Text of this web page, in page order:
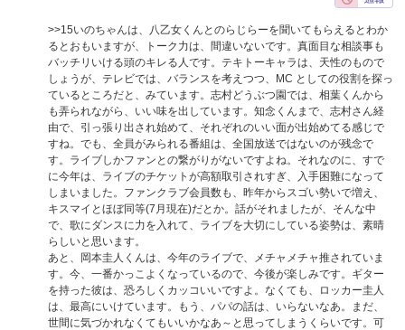
>>15いのちゃんは、八乙女くんとのらじらーを聞いてもらえるとわか
るとおもいますが、トーク力は、間違いないです。真面目な相談事も
バッチリいける頭のキレる人です。テキトーキャラは、天性のもので
しょうが、テレビでは、バランスを考えつつ、MC としての役割を探っ
ているところだと、みています。志村どうぶつ園では、相葉くんから
も弄られながら、いい味を出しています。知念くんまで、志村さん経
由で、引っ張り出され始めて、それぞれのいい面が出始めてる感じで
すね。でも、全員がみられる番組は、全国放送ではないのが残念で
す。ライブしかファンとの繋がりがないですよね。それなのに、すで
に今年は、ライブのチケットが高額取引されすぎ、入手困難になって
しまいました。ファンクラブ会員数も、昨年からスゴい勢いで増え、
キスマイとほぼ同等(7月現在)だとか。話がそれましたが、そんな中
で、歌にダンスに力を入れて、ライブを大切にしている姿勢は、素晴
らしいと思います。
あと、岡本圭人くんは、今年のライブで、メチャメチャ推されていま
す。今、一番かっこよくなっているので、今後が楽しみです。ギター
を持った彼は、恐ろしくカッコいいですよ。なくても、ロッカー圭人
は、最高にいけています。もう、パパの話は、いらないなあ。まだ、
世間に気づかれなくてもいいかなあ～と思ってしまうくらいです。可